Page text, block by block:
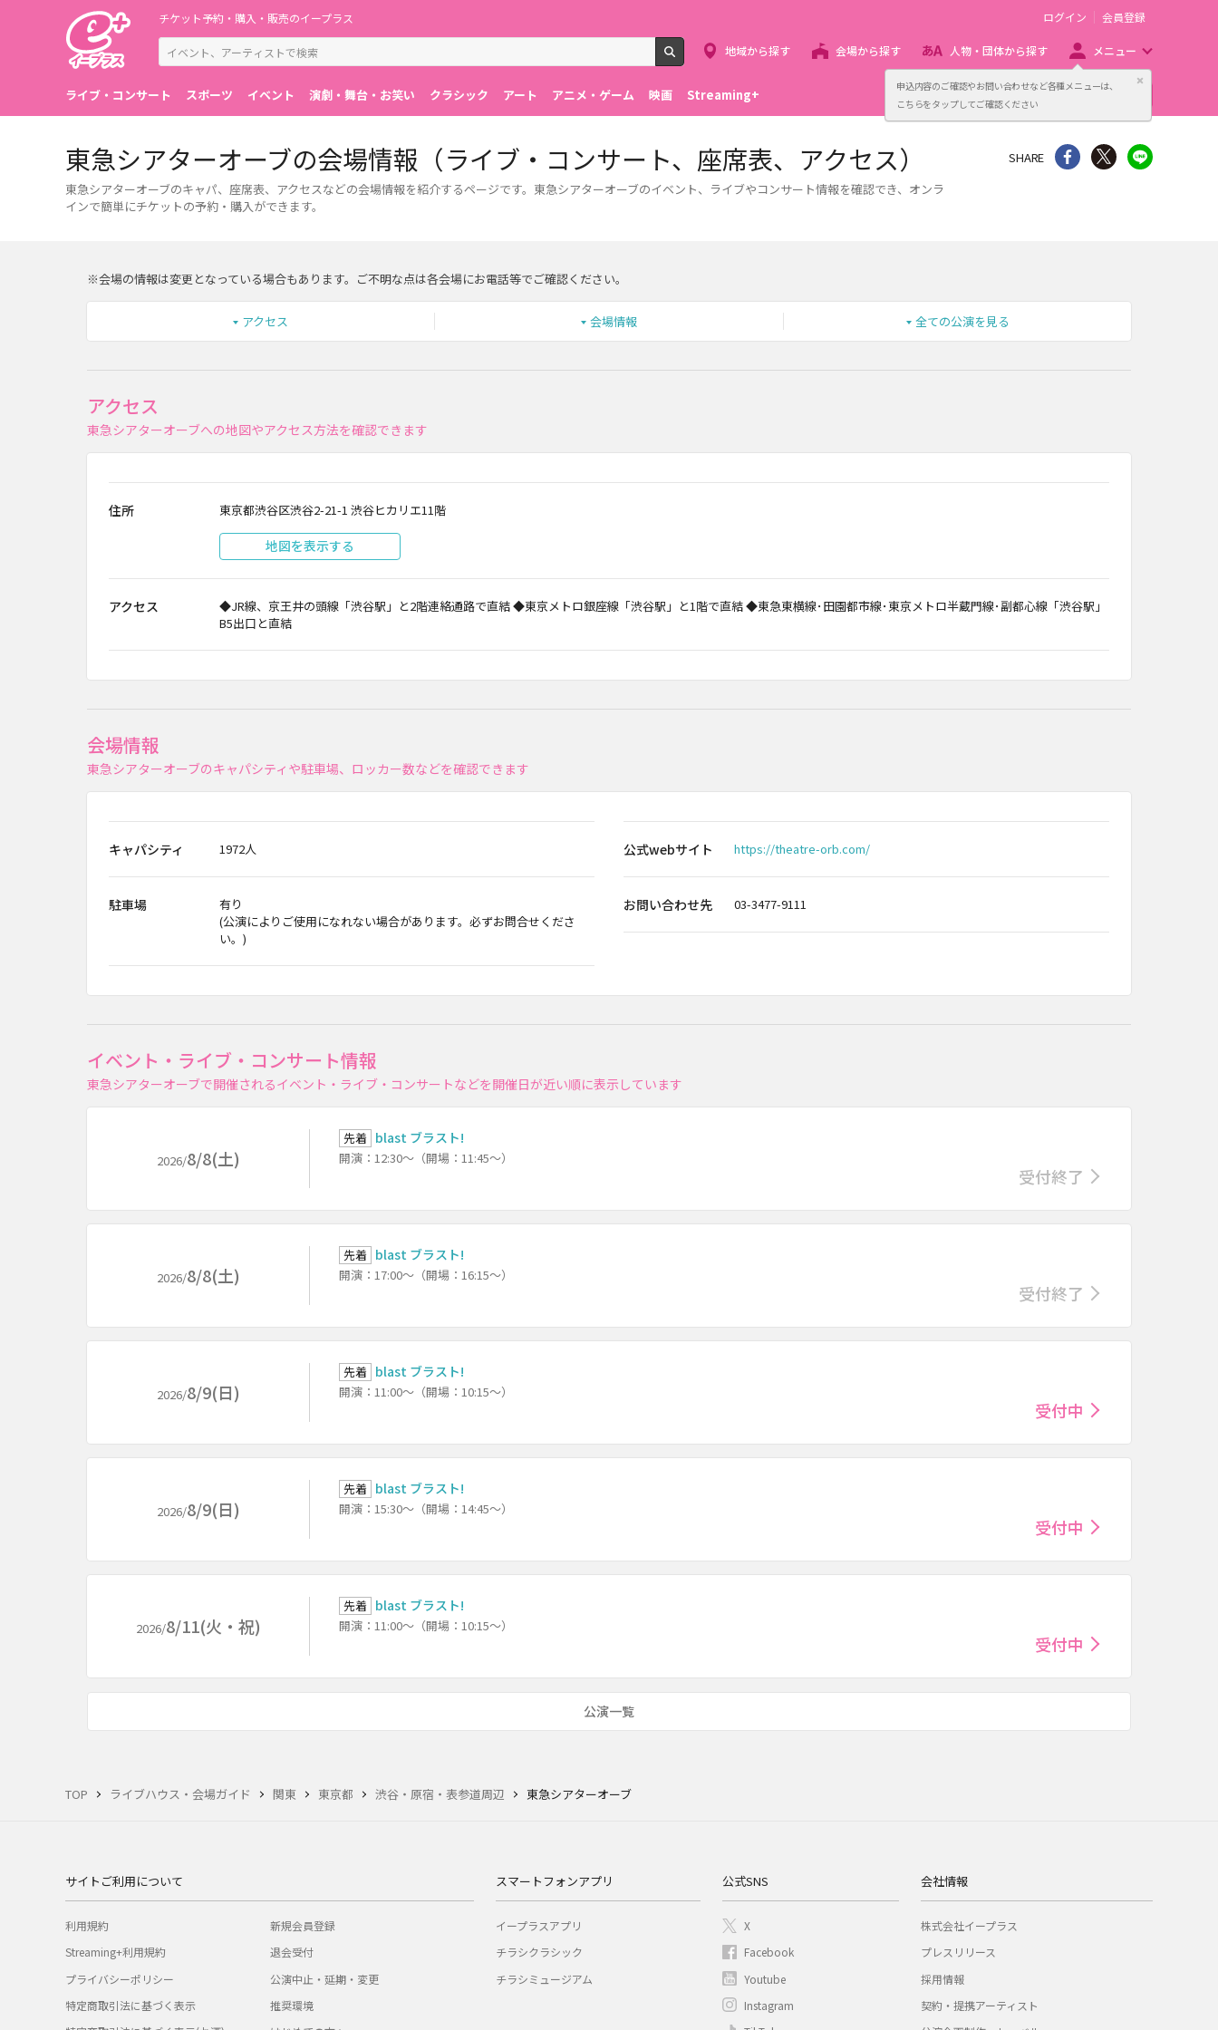
申込内容のご確認やお問い合わせなど各種メニューは、
こちらをタップしてご確認ください
閉じる
チケット予約・購入・販売のイープラス
検索
ログイン 会員登録
地域から探す 会場から探す 人物・団体から探す メニュー
ライブ・コンサート スポーツ イベント 演劇・舞台・お笑い クラシック アート アニメ・ゲーム 映画 Streaming+ 主催者向け販売サービス
TOP ライブハウス・会場ガイド 関東 東京都 渋谷・原宿・表参道周辺 東急シアターオーブ
東急シアターオーブの会場情報（ライブ・コンサート、座席表、アクセス）
東急シアターオーブのキャパ、座席表、アクセスなどの会場情報を紹介するページです。東急シアターオーブのイベント、ライブやコンサート情報を確認でき、オンラ
インで簡単にチケットの予約・購入ができます。
SHARE シェア Twitter
※会場の情報は変更となっている場合もあります。ご不明な点は各会場にお電話等でご確認ください。
アクセス 会場情報 全ての公演を見る
アクセス
東急シアターオーブへの地図やアクセス方法を確認できます
住所 東京都渋谷区渋谷2-21-1 渋谷ヒカリエ11階
地図を表示する
アクセス
◆JR線、京王井の頭線「渋谷駅」と2階連絡通路で直結 ◆東京メトロ銀座線「渋谷駅」と1階で直結 ◆東急東横線･田園都市線･東京メトロ半蔵門線･副都心線「渋谷駅」
B5出口と直結
会場情報
東急シアターオーブのキャパシティや駐車場、ロッカー数などを確認できます
キャパシティ 1972人
駐車場
有り
(公演によりご使用になれない場合があります。必ずお問合せくださ
い。)
公式webサイト https://theatre-orb.com/
お問い合わせ先 03-3477-9111
イベント・ライブ・コンサート情報
東急シアターオーブで開催されるイベント・ライブ・コンサートなどを開催日が近い順に表示しています
2026/8/8(土)
先着 blast ブラスト!
開演：12:30～（開場：11:45～）
受付終了
2026/8/8(土)
先着 blast ブラスト!
開演：17:00～（開場：16:15～）
受付終了
2026/8/9(日)
先着 blast ブラスト!
開演：11:00～（開場：10:15～）
受付中
2026/8/9(日)
先着 blast ブラスト!
開演：15:30～（開場：14:45～）
受付中
2026/8/11(火・祝)
先着 blast ブラスト!
開演：11:00～（開場：10:15～）
受付中
公演一覧
サイトご利用について
利用規約
Streaming+利用規約
プライバシーポリシー
特定商取引法に基づく表示
新規会員登録
退会受付
公演中止・延期・変更
推奨環境
スマートフォンアプリ
イープラスアプリ
チラシクラシック
チラシミュージアム
公式SNS
X
Facebook
Youtube
Instagram
会社情報
株式会社イープラス
プレスリリース
採用情報
契約・提携アーティスト